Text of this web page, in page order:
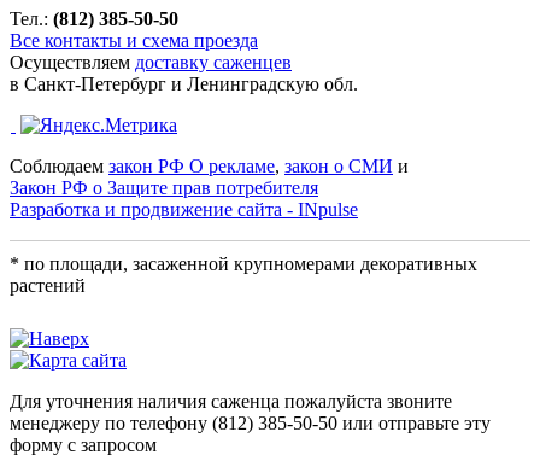
Тел.: (812) 385-50-50
Все контакты и схема проезда
Осуществляем доставку саженцев
в Санкт-Петербург и Ленинградскую обл.
Соблюдаем закон РФ О рекламе, закон о СМИ и
Закон РФ о Защите прав потребителя
Разработка и продвижение сайта - INpulse
* по площади, засаженной крупномерами декоративных
растений
Для уточнения наличия саженца пожалуйста звоните
менеджеру по телефону (812) 385-50-50 или отправьте эту
форму с запросом